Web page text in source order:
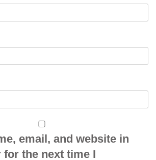
email, and website in
the next time I